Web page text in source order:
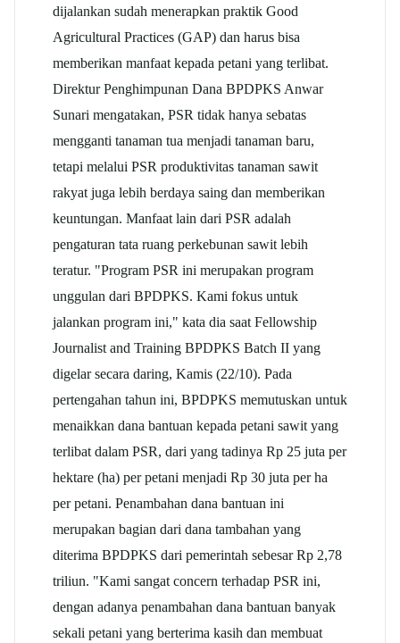
dijalankan sudah menerapkan praktik Good
Agricultural Practices (GAP) dan harus bisa
memberikan manfaat kepada petani yang terlibat.
Direktur Penghimpunan Dana BPDPKS Anwar
Sunari mengatakan, PSR tidak hanya sebatas
mengganti tanaman tua menjadi tanaman baru,
tetapi melalui PSR produktivitas tanaman sawit
rakyat juga lebih berdaya saing dan memberikan
keuntungan. Manfaat lain dari PSR adalah
pengaturan tata ruang perkebunan sawit lebih
teratur. "Program PSR ini merupakan program
unggulan dari BPDPKS. Kami fokus untuk
jalankan program ini," kata dia saat Fellowship
Journalist and Training BPDPKS Batch II yang
digelar secara daring, Kamis (22/10). Pada
pertengahan tahun ini, BPDPKS memutuskan untuk
menaikkan dana bantuan kepada petani sawit yang
terlibat dalam PSR, dari yang tadinya Rp 25 juta per
hektare (ha) per petani menjadi Rp 30 juta per ha
per petani. Penambahan dana bantuan ini
merupakan bagian dari dana tambahan yang
diterima BPDPKS dari pemerintah sebesar Rp 2,78
triliun. "Kami sangat concern terhadap PSR ini,
dengan adanya penambahan dana bantuan banyak
sekali petani yang berterima kasih dan membuat